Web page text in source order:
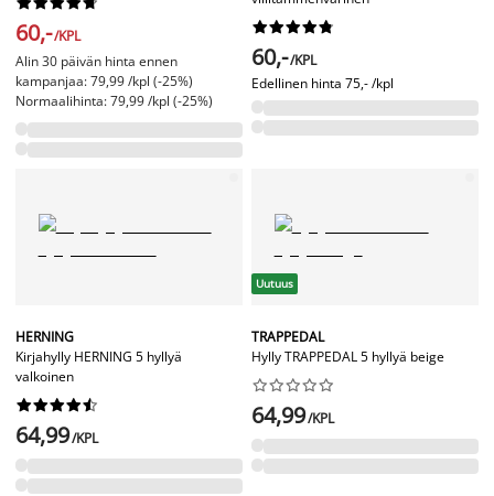
60,-/KPL
Alin 30 päivän hinta ennen
kampanjaa: 79,99 /kpl (-25%)
Normaalihinta: 79,99 /kpl (-25%)






60,-/KPL
Edellinen hinta 75,- /kpl
HERNING
Kirjahylly HERNING 5 hyllyä
valkoinen






64,99/KPL
Uutuus
TRAPPEDAL
Hylly TRAPPEDAL 5 hyllyä beige






64,99/KPL